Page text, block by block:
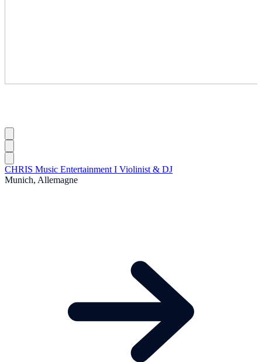
CHRIS Music Entertainment I Violinist & DJ
Munich, Allemagne